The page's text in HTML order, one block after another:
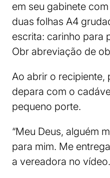
em seu gabinete
duas folhas A4
escrita: carinho para
Obr abreviação de
Ao abrir o recipiente,
depara com o
pequeno porte.
“Meu Deus, alguém
para mim. Me
a vereadora no vídeo.